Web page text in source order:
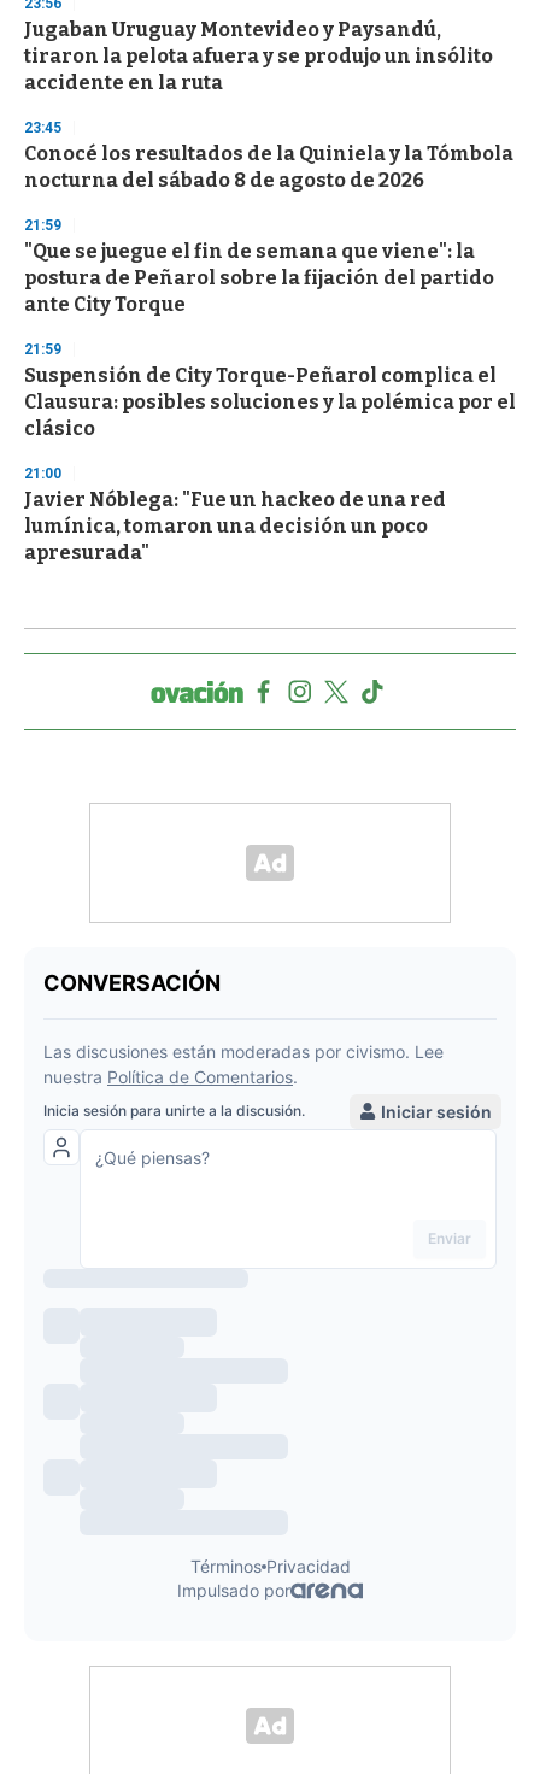
23:56
Jugaban Uruguay Montevideo y Paysandú,
tiraron la pelota afuera y se produjo un insólito
accidente en la ruta
23:45
Conocé los resultados de la Quiniela y la Tómbola
nocturna del sábado 8 de agosto de 2026
21:59
"Que se juegue el fin de semana que viene": la
postura de Peñarol sobre la fijación del partido
ante City Torque
21:59
Suspensión de City Torque-Peñarol complica el
Clausura: posibles soluciones y la polémica por el
clásico
21:00
Javier Nóblega: "Fue un hackeo de una red
lumínica, tomaron una decisión un poco
apresurada"